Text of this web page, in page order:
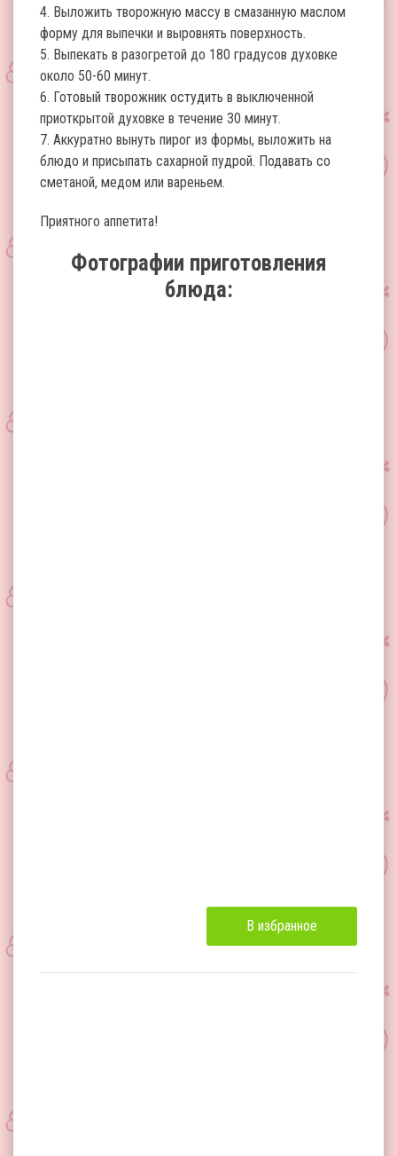
4. Выложить творожную массу в смазанную маслом
форму для выпечки и выровнять поверхность.
5. Выпекать в разогретой до 180 градусов духовке
около 50-60 минут.
6. Готовый творожник остудить в выключенной
приоткрытой духовке в течение 30 минут.
7. Аккуратно вынуть пирог из формы, выложить на
блюдо и присыпать сахарной пудрой. Подавать со
сметаной, медом или вареньем.
Приятного аппетита!
Фотографии приготовления
блюда:
В избранное